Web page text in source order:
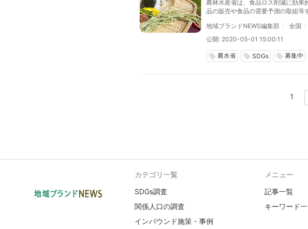
農林水産省は、食品ロス削減に効
品の販売や食品の需要予測の取組等
ついて、農林水産省ホームページへ
地域ブランドNEWS編集部 全国
公開: 2020-05-01 15:00:11
local_offer 農水省 local_offer SDGs local_offer 募集中
1
カテゴリ一覧
SDGs調査
関係人口の調査
インバウンド施策・事例
メニュー
記事一覧
キーワード